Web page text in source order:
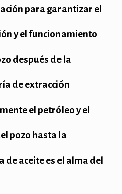
para garantizar el
y el funcionamiento
después de la
de extracción
el petróleo y el
pozo hasta la
de aceite es el alma del